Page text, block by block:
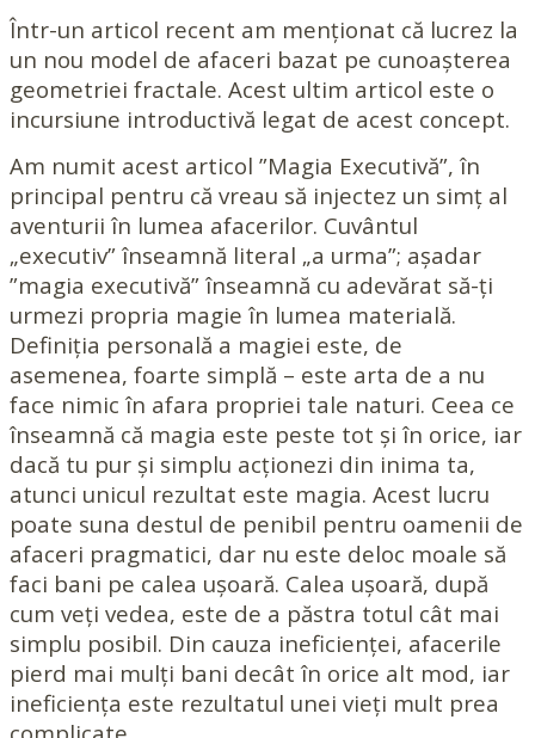
Într-un articol recent am menționat că lucrez la
un nou model de afaceri bazat pe cunoașterea
geometriei fractale. Acest ultim articol este o
incursiune introductivă legat de acest concept.
Am numit acest articol ”Magia Executivă”, în
principal pentru că vreau să injectez un simț al
aventurii în lumea afacerilor. Cuvântul
„executiv” înseamnă literal „a urma”; așadar
”magia executivă” înseamnă cu adevărat să-ți
urmezi propria magie în lumea materială.
Definiția personală a magiei este, de
asemenea, foarte simplă – este arta de a nu
face nimic în afara propriei tale naturi. Ceea ce
înseamnă că magia este peste tot și în orice, iar
dacă tu pur și simplu acționezi din inima ta,
atunci unicul rezultat este magia. Acest lucru
poate suna destul de penibil pentru oamenii de
afaceri pragmatici, dar nu este deloc moale să
faci bani pe calea ușoară. Calea ușoară, după
cum veți vedea, este de a păstra totul cât mai
simplu posibil. Din cauza ineficienței, afacerile
pierd mai mulți bani decât în orice alt mod, iar
ineficiența este rezultatul unei vieți mult prea